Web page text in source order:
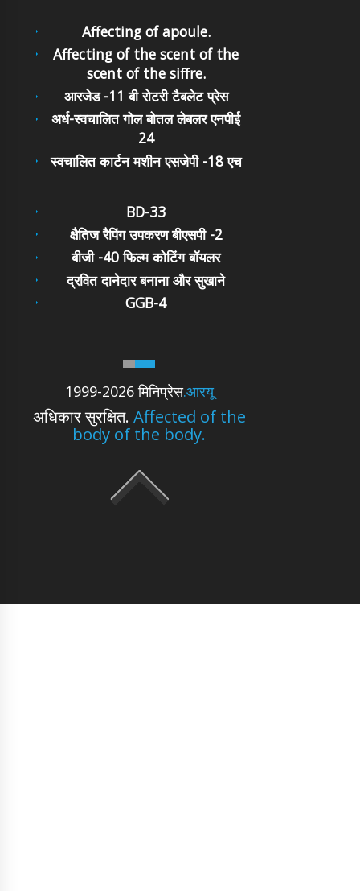
Affecting of apoule.
Affecting of the scent of the
scent of the siffre.
आरजेड -11 बी रोटरी टैबलेट प्रेस
अर्ध-स्वचालित गोल बोतल लेबलर एनपीई
24
स्वचालित कार्टन मशीन एसजेपी -18 एच
1999-2026 मिनिप्रेस.आरयू
अधिकार सुरक्षित. Affected of the
body of the body.
BD-33
क्षैतिज रैपिंग उपकरण बीएसपी -2
बीजी -40 फिल्म कोटिंग बॉयलर
द्रवित दानेदार बनाना और सुखाने
GGB-4